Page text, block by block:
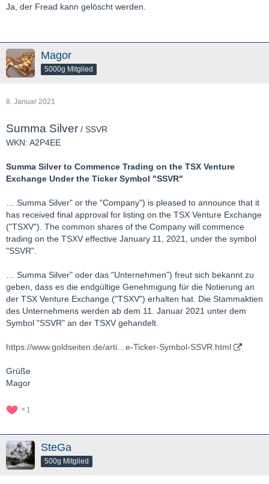
Ja, der Fread kann gelöscht werden.
Magor
5000g Mitglied
8. Januar 2021
Summa Silver / SSVR
WKN: A2P4EE
Summa Silver to Commence Trading on the TSX Venture
Exchange Under the Ticker Symbol "SSVR"
… Summa Silver" or the "Company") is pleased to announce that it
has received final approval for listing on the TSX Venture Exchange
("TSXV"). The common shares of the Company will commence
trading on the TSXV effective January 11, 2021, under the symbol
"SSVR".
… Summa Silver" oder das "Unternehmen") freut sich bekannt zu
geben, dass es die endgültige Genehmigung für die Notierung an
der TSX Venture Exchange ("TSXV") erhalten hat. Die Stammaktien
des Unternehmens werden ab dem 11. Januar 2021 unter dem
Symbol "SSVR" an der TSXV gehandelt.
https://www.goldseiten.de/arti…e-Ticker-Symbol-SSVR.html
Grüße
Magor
1
SteGa
500g Mitglied